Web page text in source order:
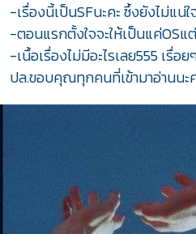
-เรื่องนี้เป็นSFนะคะ ซึ้งยังไม่แน่
-ตอนแรกตั้งใจจะให้เป็นแค่OSแ
-เนื้อเรื่องไม่มีอะไรเลย555 เรื่
ปล.ขอบคุณทุกคนที่เข้ามาอ่านนะ